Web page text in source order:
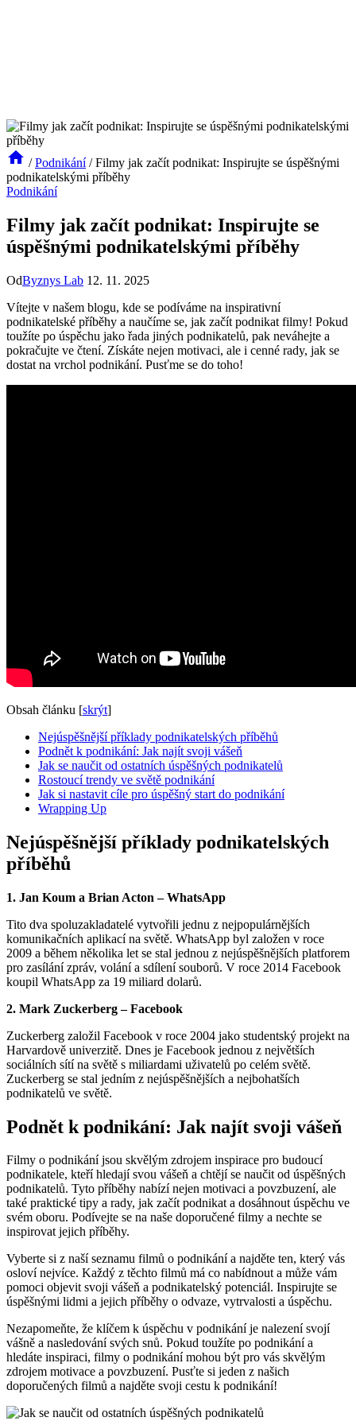
/ Podnikání / Filmy jak začít podnikat: Inspirujte se úspěšnými
podnikatelskými příběhy
Podnikání
Filmy jak začít podnikat: Inspirujte se
úspěšnými podnikatelskými příběhy
OdByznys Lab 12. 11. 2025
Vítejte v našem blogu, kde se podíváme na inspirativní
podnikatelské příběhy a naučíme se, jak začít podnikat filmy! Pokud
toužíte po úspěchu jako řada jiných podnikatelů, pak neváhejte a
pokračujte ve čtení. Získáte nejen motivaci, ale i cenné rady, jak se
dostat na vrchol podnikání. Pusťme se do toho!
Obsah článku [skrýt]
Nejúspěšnější příklady podnikatelských příběhů
Podnět k podnikání: Jak najít svoji vášeň
Jak se naučit od ostatních úspěšných podnikatelů
Rostoucí trendy ve světě podnikání
Jak si nastavit cíle pro úspěšný start do podnikání
Wrapping Up
Nejúspěšnější příklady podnikatelských
příběhů
1. Jan Koum a Brian Acton – WhatsApp
Tito dva spoluzakladatelé vytvořili jednu z nejpopulárnějších
komunikačních aplikací na světě. WhatsApp byl založen v roce
2009 a během několika let se stal jednou z nejúspěšnějších platforem
pro zasílání zpráv, volání a sdílení souborů. V roce 2014 Facebook
koupil WhatsApp za 19 miliard dolarů.
2. Mark Zuckerberg – Facebook
Zuckerberg založil Facebook v roce 2004 jako studentský projekt na
Harvardově univerzitě. Dnes je Facebook jednou z největších
sociálních sítí na světě s miliardami uživatelů po celém světě.
Zuckerberg se stal jedním z nejúspěšnějších a nejbohatších
podnikatelů ve světě.
Podnět k podnikání: Jak najít svoji vášeň
Filmy o podnikání jsou skvělým zdrojem inspirace pro budoucí
podnikatele, kteří hledají svou vášeň a chtějí se naučit od úspěšných
podnikatelů. Tyto příběhy nabízí nejen motivaci a povzbuzení, ale
také praktické tipy a rady, jak začít podnikat a dosáhnout úspěchu ve
svém oboru. Podívejte se na naše doporučené filmy a nechte se
inspirovat jejich příběhy.
Vyberte si z naší seznamu filmů o podnikání a najděte ten, který vás
osloví nejvíce. Každý z těchto filmů má co nabídnout a může vám
pomoci objevit svoji vášeň a podnikatelský potenciál. Inspirujte se
úspěšnými lidmi a jejich příběhy o odvaze, vytrvalosti a úspěchu.
Nezapomeňte, že klíčem k úspěchu v podnikání je nalezení svojí
vášně a nasledování svých snů. Pokud toužíte po podnikání a
hledáte inspiraci, filmy o podnikání mohou být pro vás skvělým
zdrojem motivace a povzbuzení. Pusťte si jeden z našich
doporučených filmů a najděte svoji cestu k podnikání!